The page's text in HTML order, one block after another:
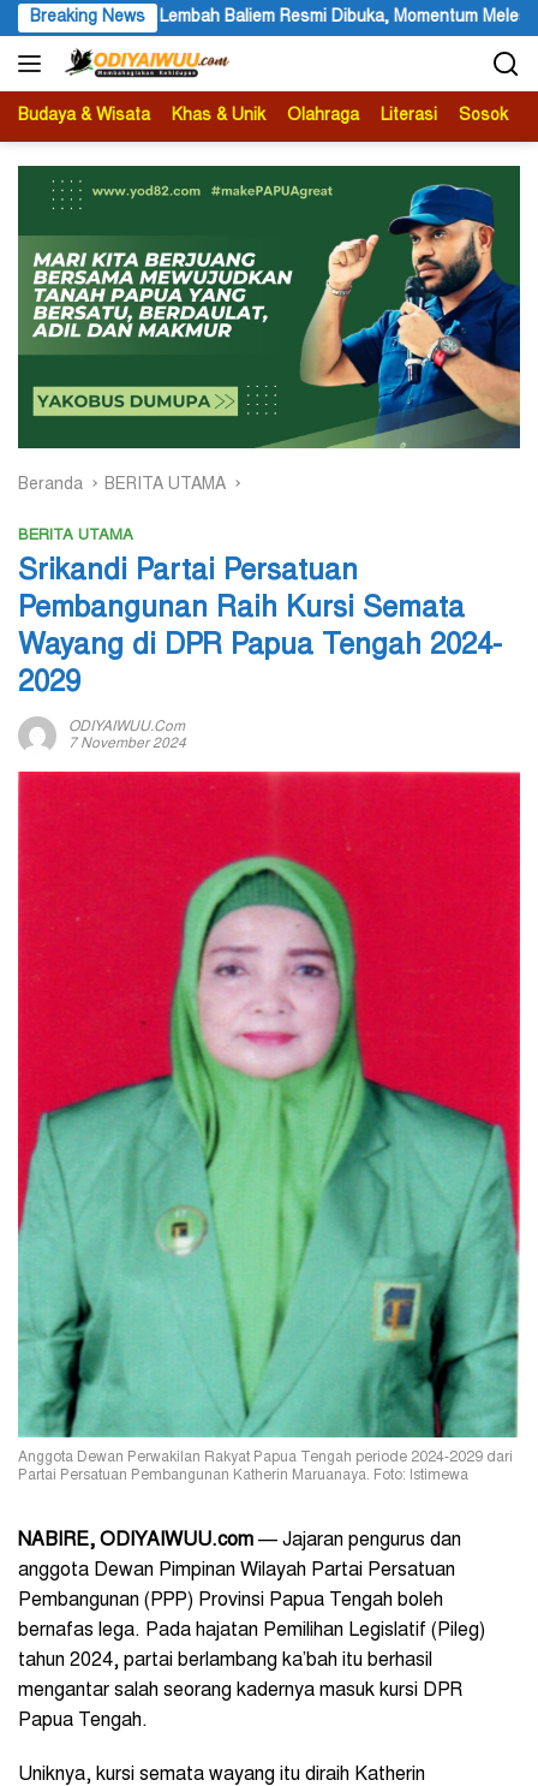
Langsung
ke
konten
Breaking News
Momentum Melestarikan Budaya Warisan Leluhur
Budaya & Wisata Khas & Unik Olahraga Literasi Sosok
Beranda BERITA UTAMA
BERITA UTAMA
Srikandi Partai Persatuan
Pembangunan Raih Kursi Semata
Wayang di DPR Papua Tengah 2024-
2029
ODIYAIWUU.com
7 November 2024
Anggota Dewan Perwakilan Rakyat Papua Tengah periode 2024-2029 dari
Partai Persatuan Pembangunan Katherin Maruanaya. Foto: Istimewa
NABIRE, ODIYAIWUU.com — Jajaran pengurus dan
anggota Dewan Pimpinan Wilayah Partai Persatuan
Pembangunan (PPP) Provinsi Papua Tengah boleh
bernafas lega. Pada hajatan Pemilihan Legislatif (Pileg)
tahun 2024, partai berlambang ka’bah itu berhasil
mengantar salah seorang kadernya masuk kursi DPR
Papua Tengah.
Uniknya, kursi semata wayang itu diraih Katherin